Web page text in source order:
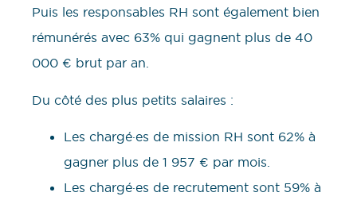
Puis les responsables RH sont également bien
rémunérés avec 63% qui gagnent plus de 40
000 € brut par an.
Du côté des plus petits salaires :
Les chargé·es de mission RH sont 62% à
gagner plus de 1 957 € par mois.
Les chargé·es de recrutement sont 59% à